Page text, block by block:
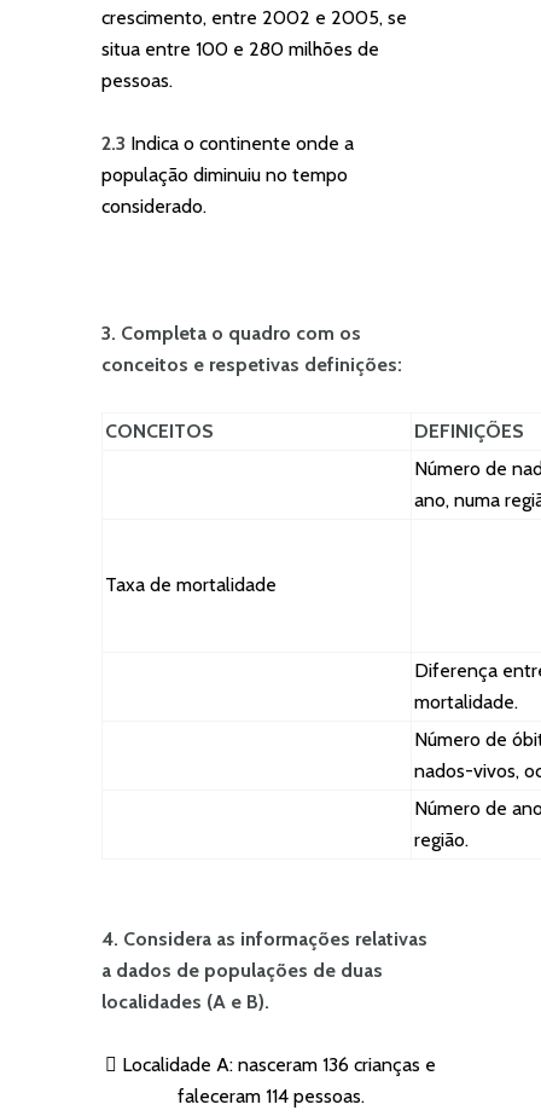
crescimento, entre 2002 e 2005, se
situa entre 100 e 280 milhões de
pessoas.
2.3 Indica o continente onde a
população diminuiu no tempo
considerado.
3. Completa o quadro com os
conceitos e respetivas definições:
CONCEITOS
DEFINIÇÕES
Número de
ano, numa
Taxa de mortalidade
Diferença
mortalidade.
Número de
nados-vivos,
Número de
região.
4. Considera as informações relativas
a dados de populações de duas
localidades (A e B).
 Localidade A: nasceram 136 crianças e
faleceram 114 pessoas.